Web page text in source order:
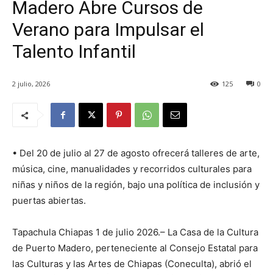
Madero Abre Cursos de
Verano para Impulsar el
Talento Infantil
2 julio, 2026 0
125
• Del 20 de julio al 27 de agosto ofrecerá talleres de arte,
música, cine, manualidades y recorridos culturales para
niñas y niños de la región, bajo una política de inclusión y
puertas abiertas.
Tapachula Chiapas 1 de julio 2026.– La Casa de la Cultura
de Puerto Madero, perteneciente al Consejo Estatal para
las Culturas y las Artes de Chiapas (Coneculta), abrió el